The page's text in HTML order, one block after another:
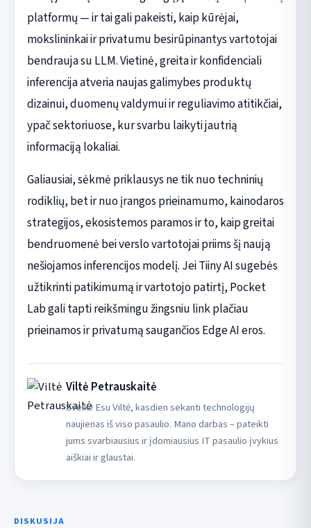
platformų — ir tai gali pakeisti, kaip kūrėjai,
mokslininkai ir privatumu besirūpinantys vartotojai
bendrauja su LLM. Vietinė, greita ir konfidenciali
inferencija atveria naujas galimybes produktų
dizainui, duomenų valdymui ir reguliavimo atitikčiai,
ypač sektoriuose, kur svarbu laikyti jautrią
informaciją lokaliai.
Galiausiai, sėkmė priklausys ne tik nuo techninių
rodiklių, bet ir nuo įrangos prieinamumo, kainodaros
strategijos, ekosistemos paramos ir to, kaip greitai
bendruomenė bei verslo vartotojai priims šį naują
nešiojamos inferencijos modelį. Jei Tiiny AI sugebės
užtikrinti patikimumą ir vartotojo patirtį, Pocket
Lab gali tapti reikšmingu žingsniu link plačiau
prieinamos ir privatumą saugančios Edge AI eros.
Viltė Petrauskaitė
Sveiki! Esu Viltė, kasdien sekanti technologijų
naujienas iš viso pasaulio. Mano darbas – pateikti
jums svarbiausius ir įdomiausius IT pasaulio įvykius
aiškiai ir glaustai.
DISKUSIJA